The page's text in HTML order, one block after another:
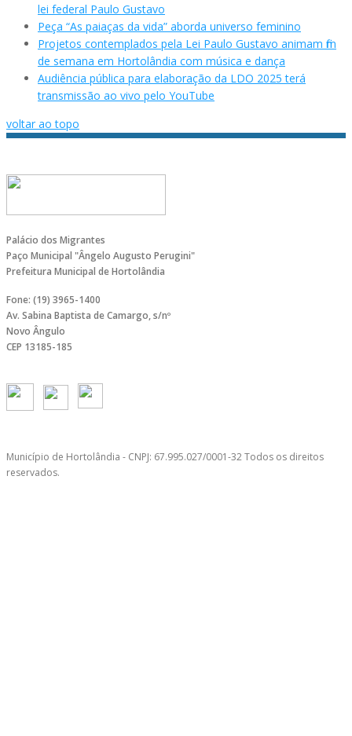
lei federal Paulo Gustavo
Peça “As paiaças da vida” aborda universo feminino
Projetos contemplados pela Lei Paulo Gustavo animam fim
de semana em Hortolândia com música e dança
Audiência pública para elaboração da LDO 2025 terá
transmissão ao vivo pelo YouTube
voltar ao topo
Palácio dos Migrantes
Paço Municipal "Ângelo Augusto Perugini"
Prefeitura Municipal de Hortolândia
Fone: (19) 3965-1400
Av. Sabina Baptista de Camargo, s/nº
Novo Ângulo
CEP 13185-185
Município de Hortolândia - CNPJ: 67.995.027/0001-32 Todos os direitos
reservados.